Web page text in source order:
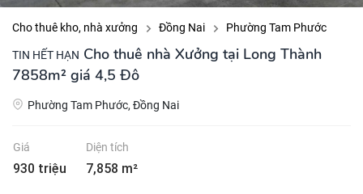
Cho thuê kho, nhà xưởng Đồng Nai Phường Tam Phước
TIN HẾT HẠN Cho thuê nhà Xưởng tại Long Thành
7858m² giá 4,5 Đô
Phường Tam Phước, Đồng Nai
Giá
930 triệu
Diện tích
7,858 m²